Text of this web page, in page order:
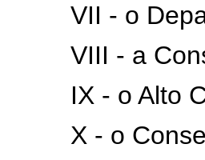
VII - o
VIII - a
IX - o Alto
X - o